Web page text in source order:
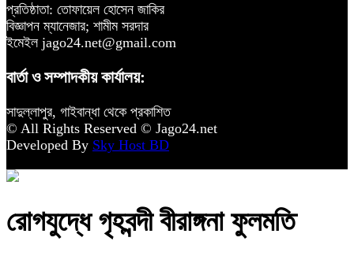
প্রতিষ্ঠাতা: তোফায়েল হোসেন জাকির
বিজ্ঞাপন ম্যানেজার; শামীম সরদার
ইমেইল jago24.net@gmail.com
বার্তা ও সম্পাদকীয় কার্যালয়:
সাদুল্লাপুর, গাইবান্ধা থেকে প্রকাশিত
© All Rights Reserved © Jago24.net
Developed By Sky Host BD
রোগযুদ্ধে গৃহবন্দী বীরাঙ্গনা ফুলমতি